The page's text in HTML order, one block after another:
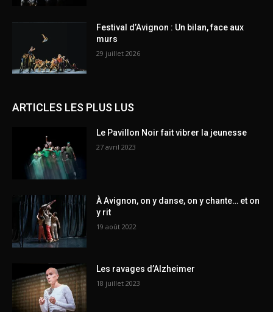
Festival d’Avignon : Un bilan, face aux
murs
29 juillet 2026
ARTICLES LES PLUS LUS
Le Pavillon Noir fait vibrer la jeunesse
27 avril 2023
À Avignon, on y danse, on y chante… et on
y rit
19 août 2022
Les ravages d’Alzheimer
18 juillet 2023